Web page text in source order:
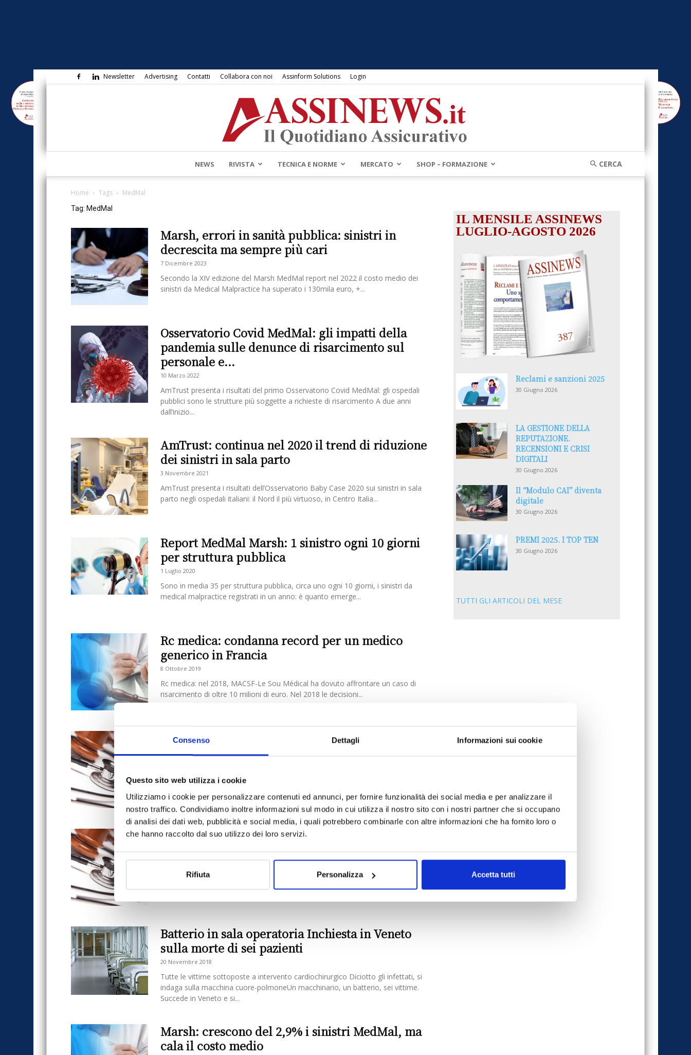
Consenso Dettagli Informazioni sui cookie
Questo sito web utilizza i cookie
Utilizziamo i cookie per personalizzare contenuti ed annunci, per fornire funzionalità dei social media e per analizzare il
nostro traffico. Condividiamo inoltre informazioni sul modo in cui utilizza il nostro sito con i nostri partner che si occupano
di analisi dei dati web, pubblicità e social media, i quali potrebbero combinarle con altre informazioni che ha fornito loro o
che hanno raccolto dal suo utilizzo dei loro servizi.
Rifiuta Personalizza Accetta tutti
Newsletter Advertising Contatti Collabora con noi Assinform Solutions Login
Assinews.it
NEWS RIVISTA TECNICA E NORME MERCATO SHOP – FORMAZIONE
Home Tags MedMal
Tag: MedMal
Marsh, errori in sanità pubblica: sinistri in
decrescita ma sempre più cari
7 Dicembre 2023
Secondo la XIV edizione del Marsh MedMal report nel 2022 il costo medio dei
sinistri da Medical Malpractice ha superato i 130mila euro, +...
Osservatorio Covid MedMal: gli impatti della
pandemia sulle denunce di risarcimento sul
personale e...
10 Marzo 2022
AmTrust presenta i risultati del primo Osservatorio Covid MedMal: gli ospedali
pubblici sono le strutture più soggette a richieste di risarcimento A due anni
dall’inizio...
AmTrust: continua nel 2020 il trend di riduzione
dei sinistri in sala parto
3 Novembre 2021
AmTrust presenta i risultati dell’Osservatorio Baby Case 2020 sui sinistri in sala
parto negli ospedali italiani: il Nord il più virtuoso, in Centro Italia...
Report MedMal Marsh: 1 sinistro ogni 10 giorni
per struttura pubblica
1 Luglio 2020
Sono in media 35 per struttura pubblica, circa uno ogni 10 giorni, i sinistri da
medical malpractice registrati in un anno: è quanto emerge...
Rc medica: condanna record per un medico
generico in Francia
8 Ottobre 2019
Rc medica: nel 2018, MACSF-Le Sou Médical ha dovuto affrontare un caso di
risarcimento di oltre 10 milioni di euro. Nel 2018 le decisioni...
Il medico è assolto ma l’Asl è responsabile
L'azienda potrà essere chiamata in un successivo procedimento civile a
Report Medmal Marsh: un sinistro per struttura
ogni 10 giorni
Sono in media 37 i sinistri registrati per struttura sanitaria pubblica in un anno: è
quanto emerge dal nuovo report MedMal Italia realizzato da...
Batterio in sala operatoria Inchiesta in Veneto
sulla morte di sei pazienti
20 Novembre 2018
Tutte le vittime sottoposte a intervento cardiochirurgico Diciotto gli infettati, si
indaga sulla macchina cuore-polmoneUn macchinario, un batterio, sei vittime.
Succede in Veneto e si...
Marsh: crescono del 2,9% i sinistri MedMal, ma
cala il costo medio
IL MENSILE ASSINEWS
LUGLIO-AGOSTO 2026
Reclami e sanzioni 2025
30 Giugno 2026
LA GESTIONE DELLA
REPUTAZIONE.
RECENSIONI E CRISI
DIGITALI
30 Giugno 2026
Il “Modulo CAI” diventa
digitale
30 Giugno 2026
PREMI 2025. I TOP TEN
30 Giugno 2026
TUTTI GLI ARTICOLI DEL MESE